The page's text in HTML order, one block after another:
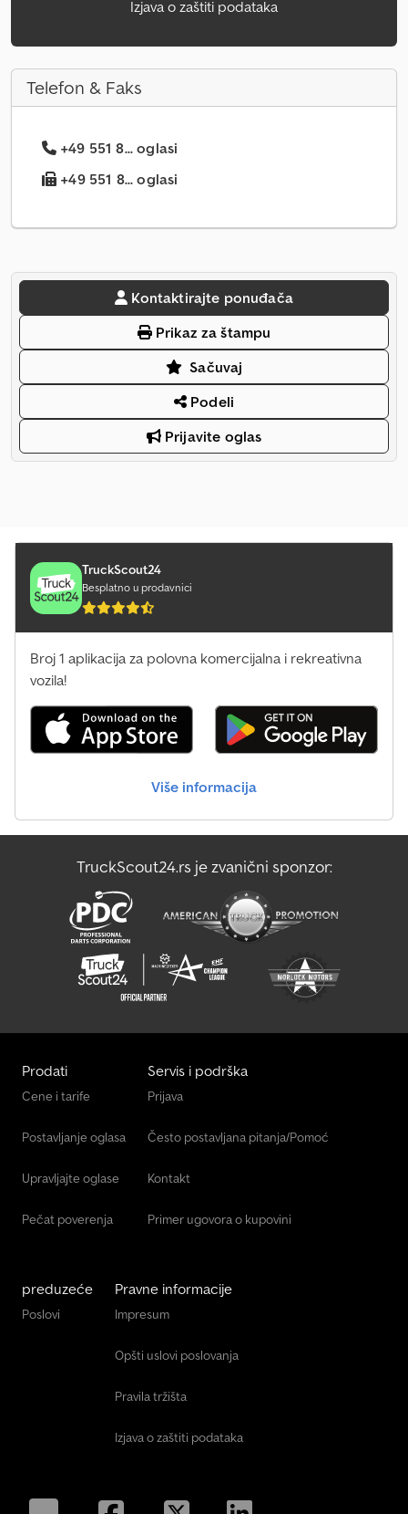
Izjava o zaštiti podataka
Telefon & Faks
+49 551 8... oglasi
+49 551 8... oglasi
Kontaktirajte ponuđača
Prikaz za štampu
Sačuvaj
Podeli
Prijavite oglas
TruckScout24
Besplatno u prodavnici
Broj 1 aplikacija za polovna komercijalna i rekreativna
vozila!
Više informacija
TruckScout24.rs je zvanični sponzor:
Prodati
Cene i tarife
Postavljanje oglasa
Upravljajte oglase
Pečat poverenja
Servis i podrška
Prijava
Često postavljana pitanja/Pomoć
Kontakt
Primer ugovora o kupovini
preduzeće
Poslovi
Pravne informacije
Impresum
Opšti uslovi poslovanja
Pravila tržišta
Izjava o zaštiti podataka